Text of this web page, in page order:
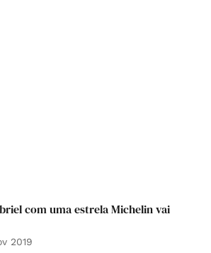
com uma estrela Michelin vai
2019